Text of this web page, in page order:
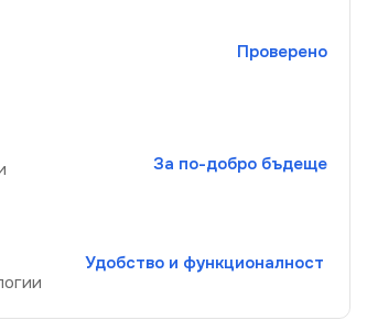
Проверено
За по-добро бъдеще
Удобство и функционалност